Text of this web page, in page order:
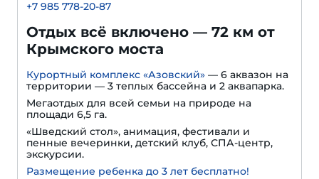
+7 985 778-20-87
Отдых всё включено — 72 км от
Крымского моста
Курортный комплекс «Азовский» — 6 аквазон на
территории — 3 теплых бассейна и 2 аквапарка.
Мегаотдых для всей семьи на природе на
площади 6,5 га.
«Шведский стол», анимация, фестивали и
пенные вечеринки, детский клуб, СПА-центр,
экскурсии.
Размещение ребенка до 3 лет бесплатно!